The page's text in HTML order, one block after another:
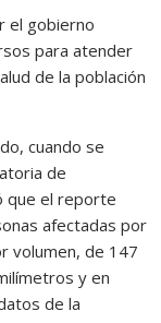
el gobierno
para atender
de la población
cuando se
de
que el reporte
afectadas por
volumen, de 147
y en
de la